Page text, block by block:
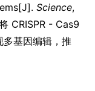
Science,
CRISPR - Cas9
基因编辑，推